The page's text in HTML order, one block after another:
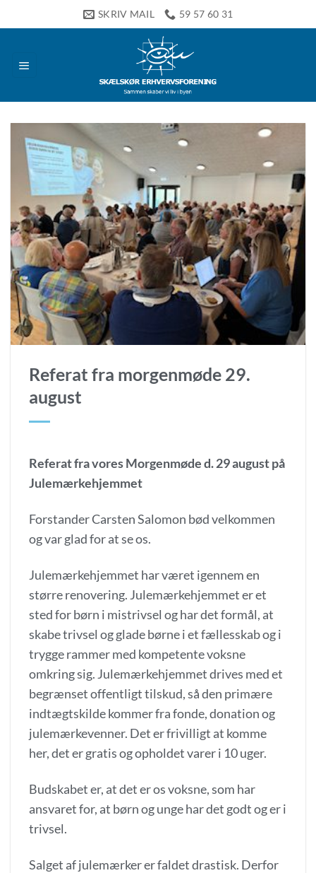
til
SKRIV MAIL 59 57 60 31
Referat fra morgenmøde 29.
august
Referat fra vores Morgenmøde d. 29 august på
Julemærkehjemmet
Forstander Carsten Salomon bød velkommen
og var glad for at se os.
Julemærkehjemmet har været igennem en
større renovering. Julemærkehjemmet er et
sted for børn i mistrivsel og har det formål, at
skabe trivsel og glade børne i et fællesskab og i
trygge rammer med kompetente voksne
omkring sig. Julemærkehjemmet drives med et
begrænset offentligt tilskud, så den primære
indtægtskilde kommer fra fonde, donation og
julemærkevenner. Det er frivilligt at komme
her, det er gratis og opholdet varer i 10 uger.
Budskabet er, at det er os voksne, som har
ansvaret for, at børn og unge har det godt og er i
trivsel.
Salget af julemærker er faldet drastisk. Derfor